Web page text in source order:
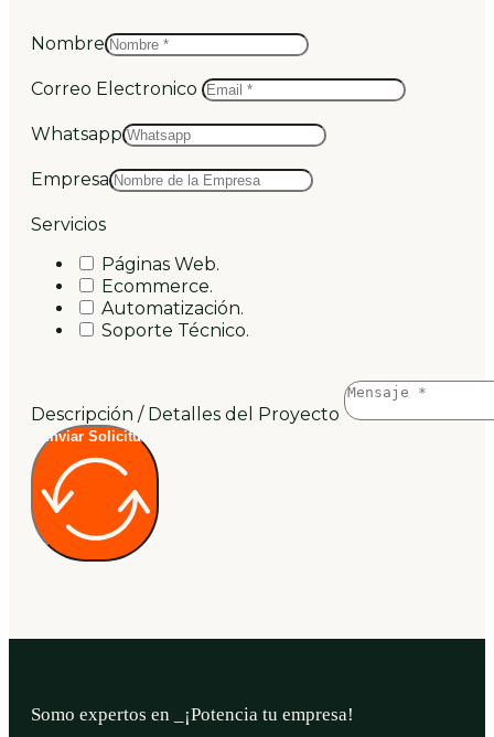
Nombre
Correo Electronico
Whatsapp
Empresa
Servicios
Páginas Web.
Ecommerce.
Automatización.
Soporte Técnico.
Descripción / Detalles del Proyecto
Enviar Solicitud
Somo expertos en si_¡Potencia tu empresa!